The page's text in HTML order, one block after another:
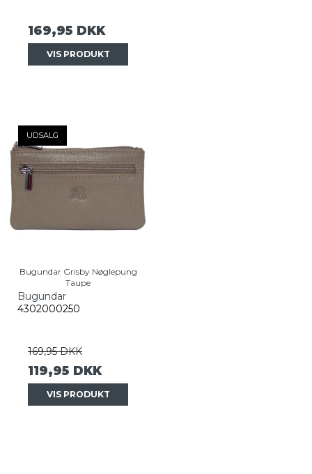
169,95 DKK
VIS PRODUKT
UDSALG
Bugundar Grisby Nøglepung
Taupe
Bugundar
4302000250
169,95 DKK
119,95 DKK
VIS PRODUKT